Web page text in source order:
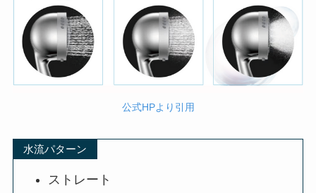
公式HPより引用
水流パターン
ストレート